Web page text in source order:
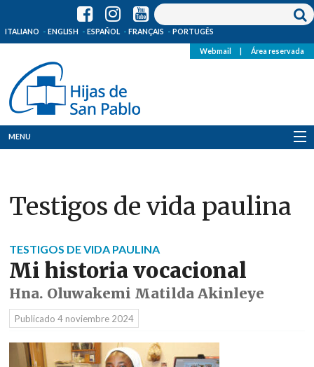
ITALIANO ENGLISH ESPAÑOL FRANÇAIS PORTUGÊS
Webmail Área reservada
MENU
Dónde estamos
Recursos
Media
Testigos de vida paulina
TESTIGOS DE VIDA PAULINA
Mi historia vocacional
Hna. Oluwakemi Matilda Akinleye
Publicado 4 noviembre 2024